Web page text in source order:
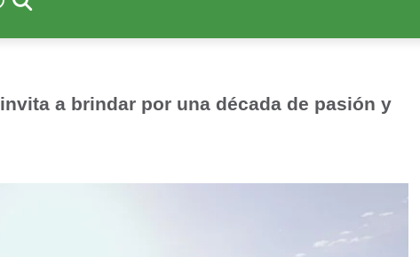
a brindar por una década de pasión y